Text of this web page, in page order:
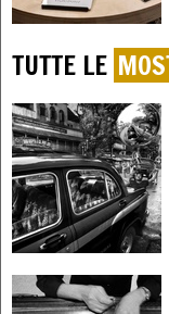
TUTTE LE